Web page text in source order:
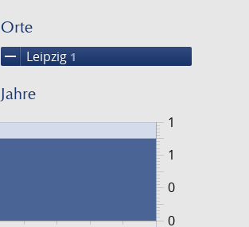
Orte
remove Leipzig 1
Jahre
0
1
0
1